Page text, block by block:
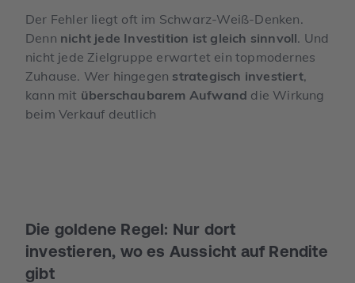
Der Fehler liegt oft im Schwarz-Weiß-Denken.
Denn nicht jede Investition ist gleich sinnvoll. Und
nicht jede Zielgruppe erwartet ein topmodernes
Zuhause. Wer hingegen strategisch investiert,
kann mit überschaubarem Aufwand die Wirkung
beim Verkauf deutlich
Die goldene Regel: Nur dort
investieren, wo es Aussicht auf Rendite
gibt